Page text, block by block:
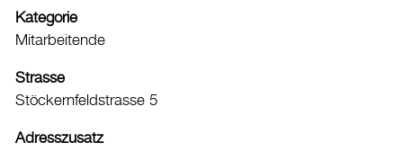
Onlineschalter
Dienstleistungen
Leitbild
Kategorie
Mitarbeitende
Strasse
Stöckernfeldstrasse 5
Adresszusatz